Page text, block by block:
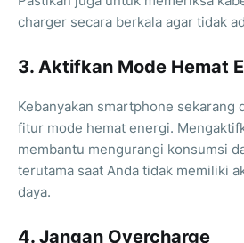
charger secara berkala agar tidak
3. Aktifkan Mode Hemat
Kebanyakan smartphone sekarang
fitur mode hemat energi.
membantu mengurangi konsumsi
terutama saat Anda tidak memiliki
daya.
4. Jangan Overcharge